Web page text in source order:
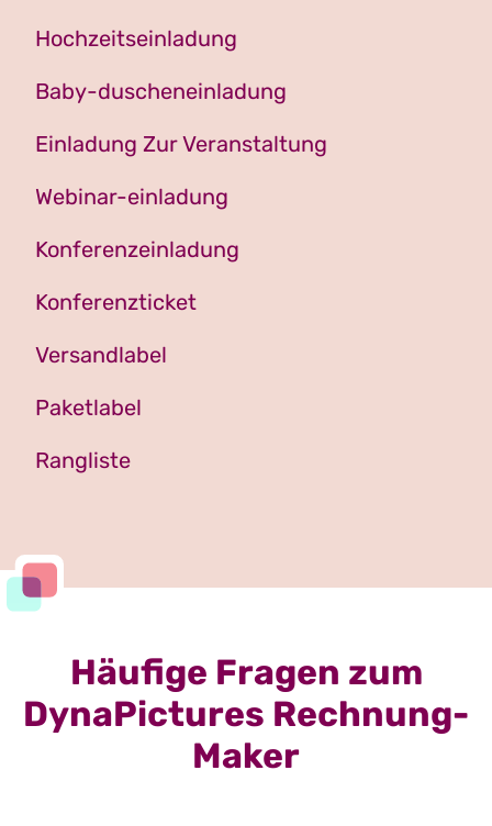
Hochzeitseinladung
Baby-duscheneinladung
Einladung Zur Veranstaltung
Webinar-einladung
Konferenzeinladung
Konferenzticket
Versandlabel
Paketlabel
Rangliste
Häufige Fragen zum
DynaPictures Rechnung-
Maker